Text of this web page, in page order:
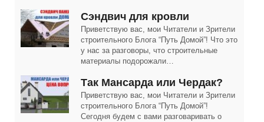
Сэндвич для кровли
Приветствую вас, мои Читатели и Зрители
строительного Блога “Путь Домой”! Что это
у нас за разговоры, что строительные
материалы подорожали…
Так Мансарда или Чердак?
Приветствую вас, мои Читатели и Зрители
строительного Блога “Путь Домой”!
Сегодня будем с вами разговаривать о